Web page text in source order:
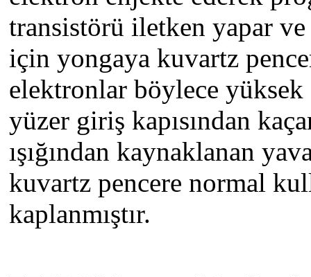
transistörü iletken yapar
için yongaya kuvartz
elektronlar böylece yüksek
yüzer giriş kapısından
ışığından kaynaklanan
kuvartz pencere normal
kaplanmıştır.